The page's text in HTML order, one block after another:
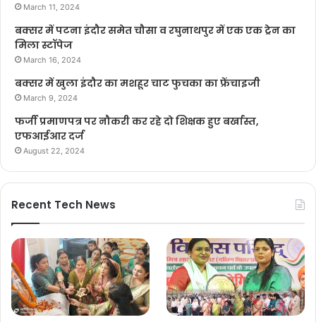
March 11, 2024
बक्सर में पटना इंदौर समेत चौसा व रघुनाथपुर में एक एक ट्रेन का
मिला स्टॉपेज
March 16, 2024
बक्सर में खुला इंदौर का मशहूर चाट फुचका का फ्रेंचाइजी
March 9, 2024
फर्जी प्रमाणपत्र पर नौकरी कर रहे दो शिक्षक हुए बर्खास्त,
एफआईआर दर्ज
August 22, 2024
Recent Tech News